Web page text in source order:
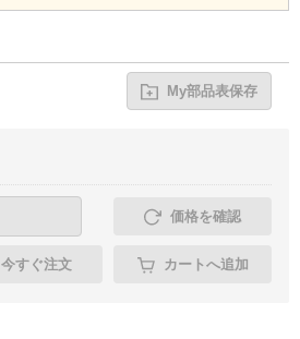
My部品表保存
価格を確認
今すぐ注文 カートへ追加